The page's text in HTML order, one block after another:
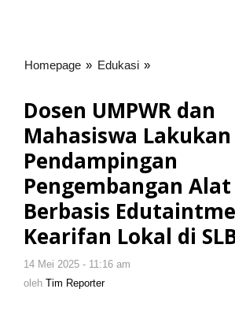
Homepage » Edukasi »
Mahasiswa
Lakukan
Pengembangan
Alat
Peraga
Berbasis
Edutaintment
Dosen UMPWR dan
Mahasiswa Lakukan
Pendampingan
Pengembangan Alat
Berbasis
Kearifan Lokal di
14 Mei 2025 - 11:16 am
oleh Tim Reporter